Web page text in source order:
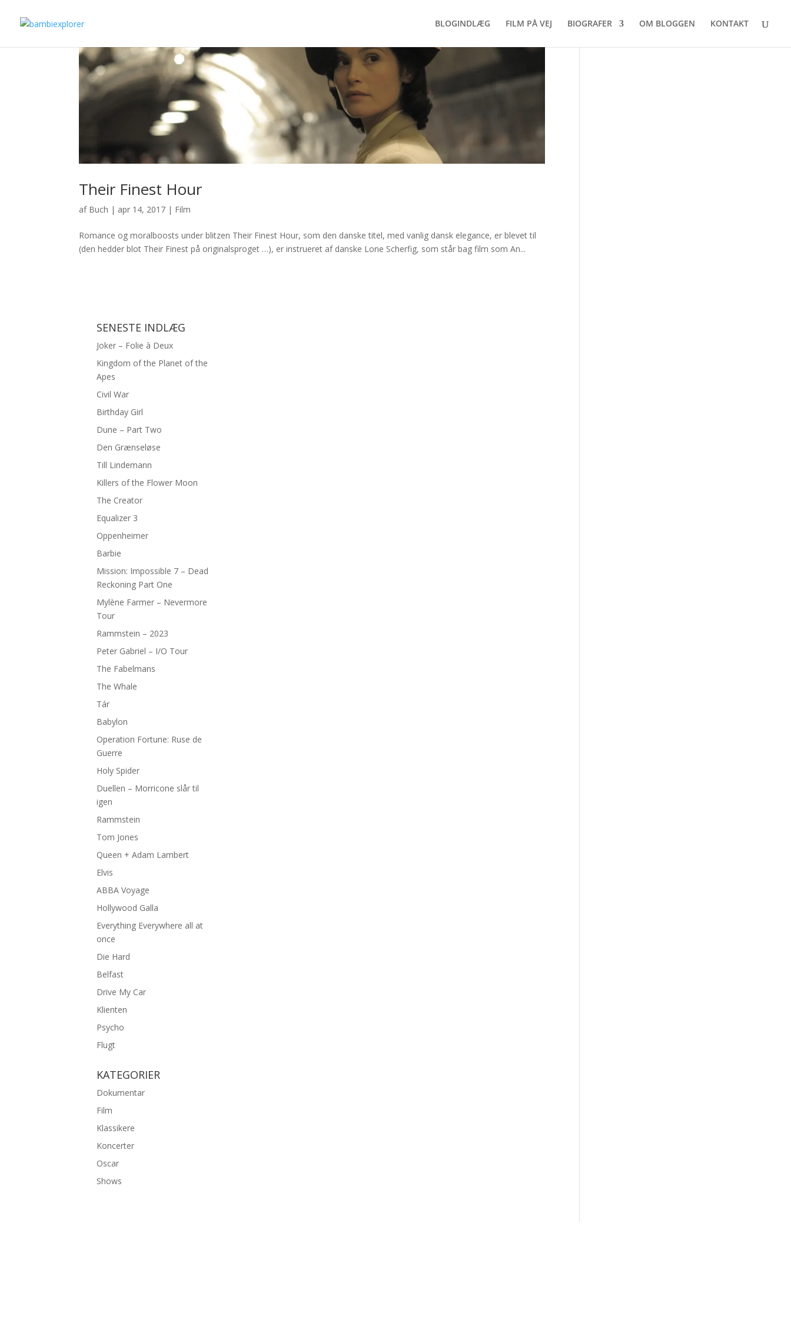
BLOGINDLÆG FILM PÅ VEJ BIOGRAFER OM BLOGGEN KONTAKT
Their Finest Hour
af Buch | apr 14, 2017 | Film
Romance og moralboosts under blitzen Their Finest Hour, som den danske titel, med vanlig dansk elegance, er blevet til
(den hedder blot Their Finest på originalsproget …), er instrueret af danske Lone Scherfig, som står bag film som An...
SENESTE INDLÆG
Joker – Folie à Deux
Kingdom of the Planet of the
Apes
Civil War
Birthday Girl
Dune – Part Two
Den Grænseløse
Till Lindemann
Killers of the Flower Moon
The Creator
Equalizer 3
Oppenheimer
Barbie
Mission: Impossible 7 – Dead
Reckoning Part One
Mylène Farmer – Nevermore
Tour
Rammstein – 2023
Peter Gabriel – I/O Tour
The Fabelmans
The Whale
Tár
Babylon
Operation Fortune: Ruse de
Guerre
Holy Spider
Duellen – Morricone slår til
igen
Rammstein
Tom Jones
Queen + Adam Lambert
Elvis
ABBA Voyage
Hollywood Galla
Everything Everywhere all at
once
Die Hard
Belfast
Drive My Car
Klienten
Psycho
Flugt
KATEGORIER
Dokumentar
Film
Klassikere
Koncerter
Oscar
Shows